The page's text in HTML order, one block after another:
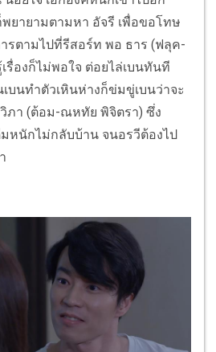
ยายามตามหา อัจรี เพื่อขอโทษ
รตามไปที่รีสอร์ท พอ ธาร (ฟลุค-
รื่องก็ไม่พอใจ ต่อยไล่เบนทันที
บนทำตัวเหินห่างก็ข่มขู่เบนว่าจะ
วิภา (ต้อม-ณหทัย พิจิตรา) ซึ่ง
หนักไม่กลับบ้าน จนอรวีต้องไป